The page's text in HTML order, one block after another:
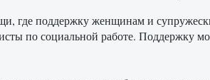
где поддержку женщинам и
по социальной работе. Поддержку